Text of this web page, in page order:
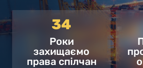
34
Роки
захищаємо
права спілчан